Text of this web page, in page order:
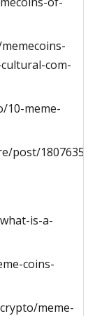
com-
10-meme-
post/
is-a-
coins-
meme-